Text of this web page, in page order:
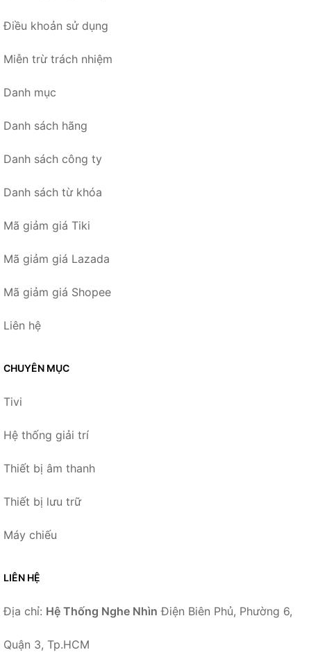
Điều khoản sử dụng
Miễn trừ trách nhiệm
Danh mục
Danh sách hãng
Danh sách công ty
Danh sách từ khóa
Mã giảm giá Tiki
Mã giảm giá Lazada
Mã giảm giá Shopee
Liên hệ
CHUYÊN MỤC
Tivi
Hệ thống giải trí
Thiết bị âm thanh
Thiết bị lưu trữ
Máy chiếu
LIÊN HỆ
Địa chỉ: Hệ Thống Nghe Nhìn Điện Biên Phủ, Phường 6,
Quận 3, Tp.HCM